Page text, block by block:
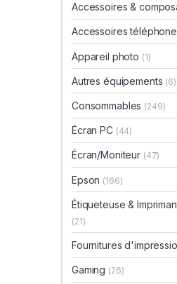
Accessoires &
Accessoires
Appareil photo (1)
Autres équipements (6)
Consommables (249)
Écran PC (44)
Écran/Moniteur (47)
Epson (166)
Étiqueteuse &
(21)
Fournitures
Gaming (26)